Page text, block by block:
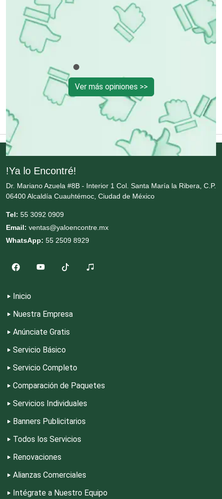
Equipos contra Incendios
Equipos de Oficina
Equipos Médicos
Escuelas de Artes
Escuelas de Conducción
Escuelas de Gastronomía
Escuelas de Idiomas
Escuelas y Academias
Estanterías
Estudios Fotográficos
Etiquetas
Ver más opiniones >>
!Ya lo Encontré!
Dr. Mariano Azuela #8B - Interior 1 Col. Santa María la Ribera, C.P.
06400 Alcaldía Cuauhtémoc, Ciudad de México
Tel: 55 3092 0909
Email: ventas@yaloencontre.mx
WhatsApp: 55 2509 8929
Inicio
Nuestra Empresa
Anúnciate Gratis
Servicio Básico
Servicio Completo
Comparación de Paquetes
Servicios Individuales
Banners Publicitarios
Todos los Servicios
Renovaciones
Alianzas Comerciales
Intégrate a Nuestro Equipo